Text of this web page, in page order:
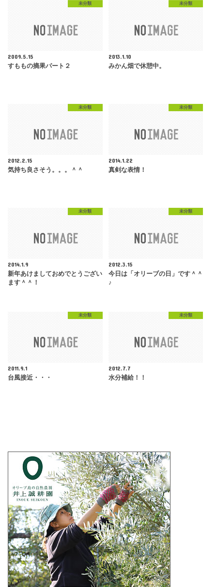
未分類
2009.5.15
すももの摘果パート２
未分類
2013.1.10
みかん畑で休憩中。
未分類
2012.2.15
気持ち良さそう。。。＾＾
未分類
2014.1.22
真剣な表情！
未分類
2014.1.9
新年あけましておめでとうござい
ます＾＾！
未分類
2012.3.15
今日は「オリーブの日」です＾＾
♪
未分類
2011.9.1
台風接近・・・
未分類
2012.7.7
水分補給！！